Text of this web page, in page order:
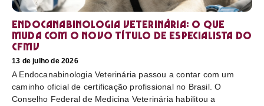
Endocanabinologia Veterinária: o que
muda com o novo título de especialista do
CFMV
13 de julho de 2026
A Endocanabinologia Veterinária passou a contar com um
caminho oficial de certificação profissional no Brasil. O
Conselho Federal de Medicina Veterinária habilitou a